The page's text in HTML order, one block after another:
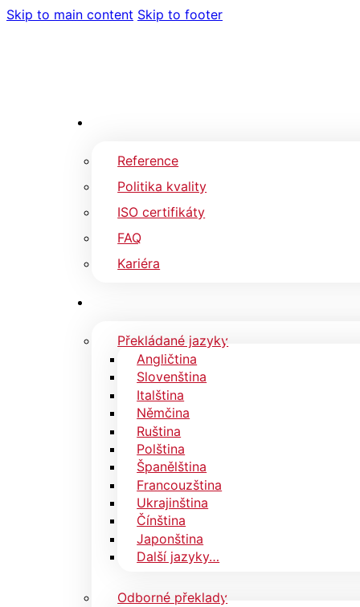
Skip to main content Skip to footer
Reference
Politika kvality
ISO certifikáty
FAQ
Kariéra
Překládané jazyky
Angličtina
Slovenština
Italština
Němčina
Ruština
Polština
Španělština
Francouzština
Ukrajinština
Čínština
Japonština
Další jazyky…
Odborné překlady